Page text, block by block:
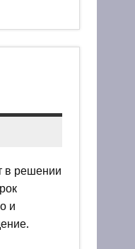
в решении
и